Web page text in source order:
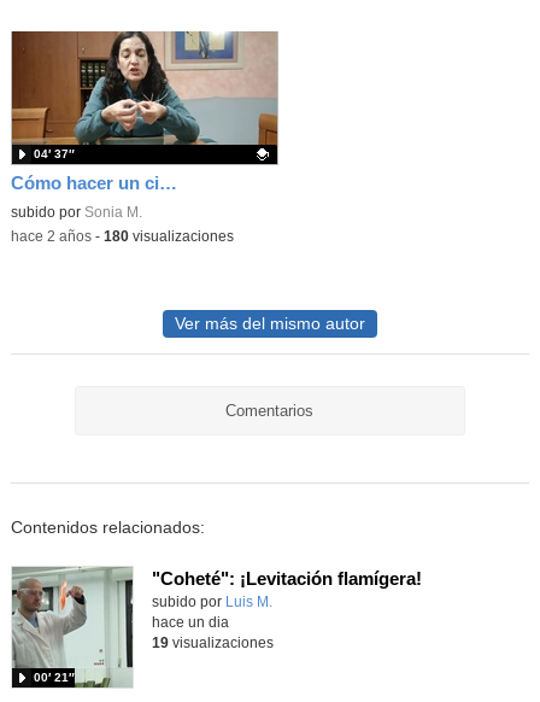
Cómo hacer un circuito eléctrico casero
Contenido educativo.
subido por Sonia M.
04′ 37″
-hace 2 años- 180visualizaciones
Ver más del mismo autor
Comentarios
Contenidos relacionados:
"Coheté": ¡Levitación flamígera!
Contenido educativo.
subido por Luis M.
00′ 21″
hace un dia
19visualizaciones